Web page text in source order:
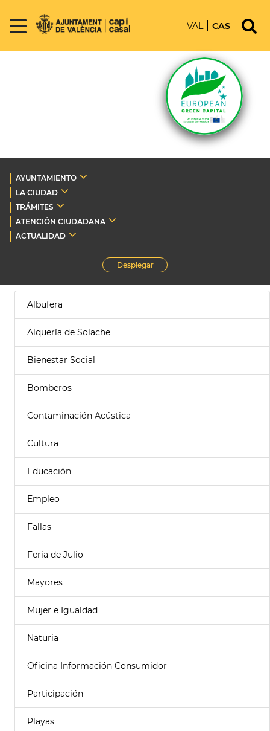
VAL CAS
AYUNTAMIENTO
LA CIUDAD
TRÁMITES
ATENCIÓN CIUDADANA
ACTUALIDAD
Desplegar
Albufera
Alquería de Solache
Bienestar Social
Bomberos
Contaminación Acústica
Cultura
Educación
Empleo
Fallas
Feria de Julio
Mayores
Mujer e Igualdad
Naturia
Oficina Información Consumidor
Participación
Playas